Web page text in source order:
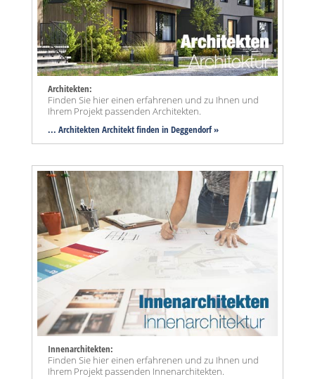
Architekten:
Finden Sie hier einen erfahrenen und zu Ihnen und
Ihrem Projekt passenden Architekten.
... Architekten Architekt finden in Deggendorf »
Innenarchitekten:
Finden Sie hier einen erfahrenen und zu Ihnen und
Ihrem Projekt passenden Innenarchitekten.